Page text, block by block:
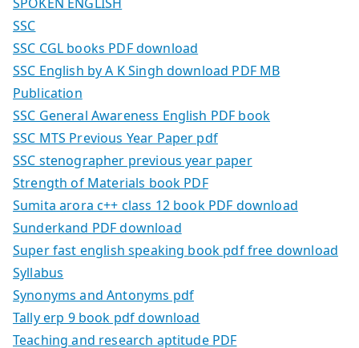
SSC
SSC CGL books PDF download
SSC English by A K Singh download PDF MB
Publication
SSC General Awareness English PDF book
SSC MTS Previous Year Paper pdf
SSC stenographer previous year paper
Strength of Materials book PDF
Sumita arora c++ class 12 book PDF download
Sunderkand PDF download
Super fast english speaking book pdf free download
Syllabus
Synonyms and Antonyms pdf
Tally erp 9 book pdf download
Teaching and research aptitude PDF